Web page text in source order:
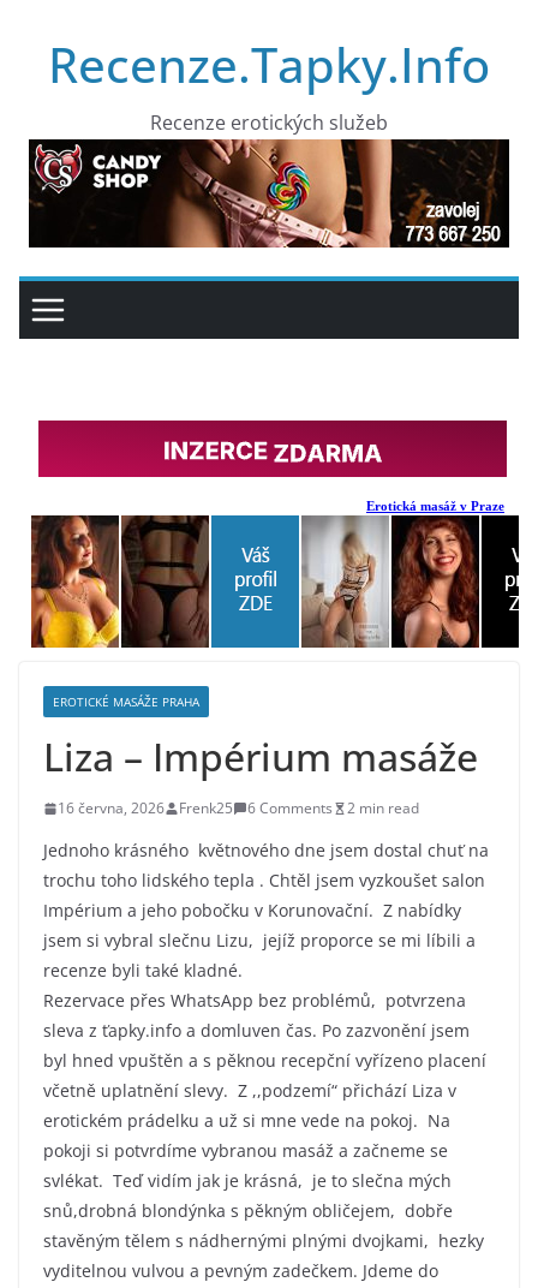
obsahRecenze.Tapky.Info
Recenze erotických služeb
EROTICKÉ MASÁŽE PRAHA
Liza – Impérium masáže
16 června, 2026 Frenk25 6 Comments 2 min read
Jednoho krásného květnového dne jsem dostal chuť na
trochu toho lidského tepla . Chtěl jsem vyzkoušet salon
Impérium a jeho pobočku v Korunovační. Z nabídky
jsem si vybral slečnu Lizu, jejíž proporce se mi líbili a
recenze byli také kladné.
Rezervace přes WhatsApp bez problémů, potvrzena
sleva z ťapky.info a domluven čas. Po zazvonění jsem
byl hned vpuštěn a s pěknou recepční vyřízeno placení
včetně uplatnění slevy. Z ,,podzemí“ přichází Liza v
erotickém prádelku a už si mne vede na pokoj. Na
pokoji si potvrdíme vybranou masáž a začneme se
svlékat. Teď vidím jak je krásná, je to slečna mých
snů,drobná blondýnka s pěkným obličejem, dobře
stavěným tělem s nádhernými plnými dvojkami, hezky
vyditelnou vulvou a pevným zadečkem. Jdeme do